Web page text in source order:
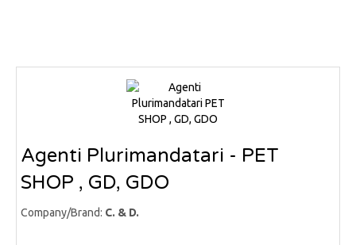
Agenti Plurimandatari - PET
SHOP , GD, GDO
Company/Brand: C. & D.